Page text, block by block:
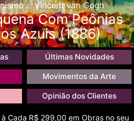
Vincent van Gogh
Com Peônias
Azuis (1886)
Últimas Novidades
Movimentos da Arte
Opinião dos Clientes
Cada R$ 299,00 em Obras no seu